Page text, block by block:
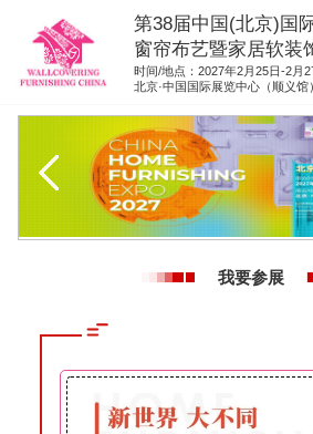
第38届中国(北京)国
窗帘布艺暨家居软装
时间/地点：2027年2月25日-2月
北京·中国国际展览中心（顺义馆）
展商服务
展位申请
集团展会
参展联络
我要参展